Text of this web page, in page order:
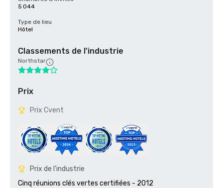
5 044
Type de lieu
Hôtel
Classements de l'industrie
Northstar
Prix
Prix Cvent
Prix de l'industrie
Cinq réunions clés vertes certifiées - 2012